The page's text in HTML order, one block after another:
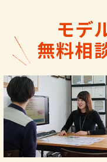
モデ
無料相